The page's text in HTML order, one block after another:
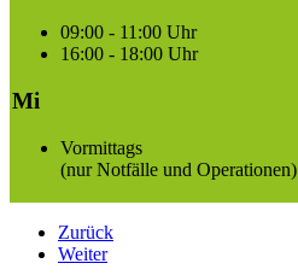
09:00 - 11:00 Uhr
16:00 - 18:00 Uhr
Mi
Vormittags
(nur Notfälle und Operationen)
Zurück
Weiter